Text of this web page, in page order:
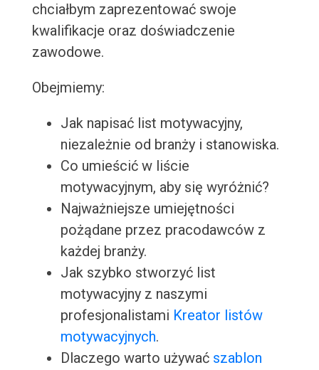
chciałbym zaprezentować swoje
kwalifikacje oraz doświadczenie
zawodowe.
Obejmiemy:
Jak napisać list motywacyjny,
niezależnie od branży i stanowiska.
Co umieścić w liście
motywacyjnym, aby się wyróżnić?
Najważniejsze umiejętności
pożądane przez pracodawców z
każdej branży.
Jak szybko stworzyć list
motywacyjny z naszymi
profesjonalistami Kreator listów
motywacyjnych.
Dlaczego warto używać szablon